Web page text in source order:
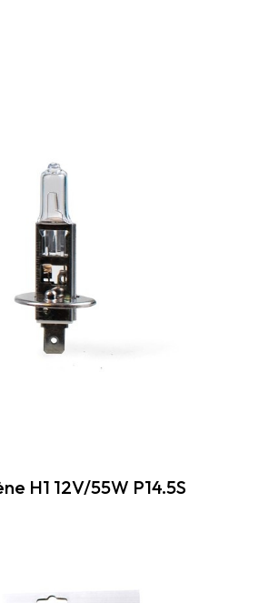
H1 12V/55W P14.5S